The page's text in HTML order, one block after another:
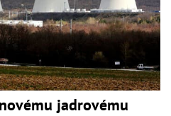
jadrovému